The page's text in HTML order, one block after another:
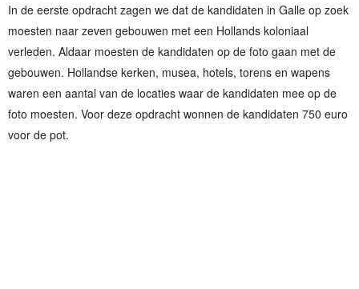
In de eerste opdracht zagen we dat de kandidaten in Galle op zoek
moesten naar zeven gebouwen met een Hollands koloniaal
verleden. Aldaar moesten de kandidaten op de foto gaan met de
gebouwen. Hollandse kerken, musea, hotels, torens en wapens
waren een aantal van de locaties waar de kandidaten mee op de
foto moesten. Voor deze opdracht wonnen de kandidaten 750 euro
voor de pot.